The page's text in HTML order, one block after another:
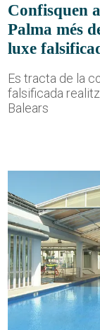
Confisquen
Palma més
luxe
Es tracta de la
falsificada
Balears